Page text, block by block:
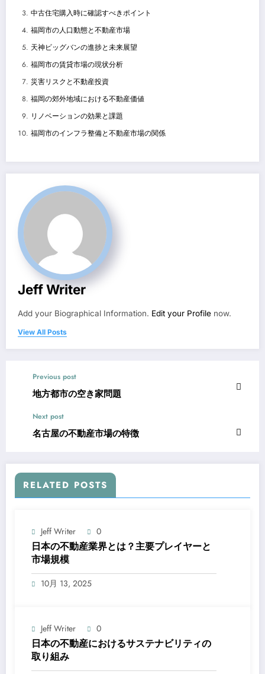
中古住宅購入時に確認すべきポイント
福岡市の人口動態と不動産市場
天神ビッグバンの進捗と未来展望
福岡市の賃貸市場の現状分析
災害リスクと不動産投資
福岡の郊外地域における不動産価値
リノベーションの効果と課題
福岡市のインフラ整備と不動産市場の関係
Jeff Writer
Add your Biographical Information. Edit your Profile now.
View All Posts
Previous post
地方都市の空き家問題
Next post
名古屋の不動産市場の特徴
RELATED POSTS
Jeff Writer 0
日本の不動産業界とは？主要プレイヤーと
市場規模
10月 13, 2025
Jeff Writer 0
日本の不動産におけるサステナビリティの
取り組み